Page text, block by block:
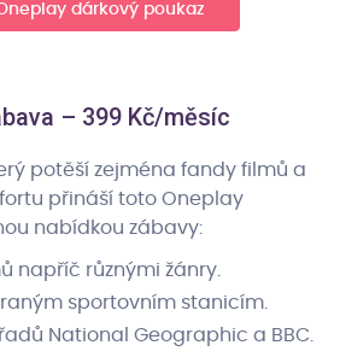
dárkový poukaz
– 399 Kč/měsíc
potěší zejména fandy filmů a
přináší toto Oneplay
nabídkou zábavy:
napříč různými žánry.
sportovním stanicím.
National Geographic a BBC.